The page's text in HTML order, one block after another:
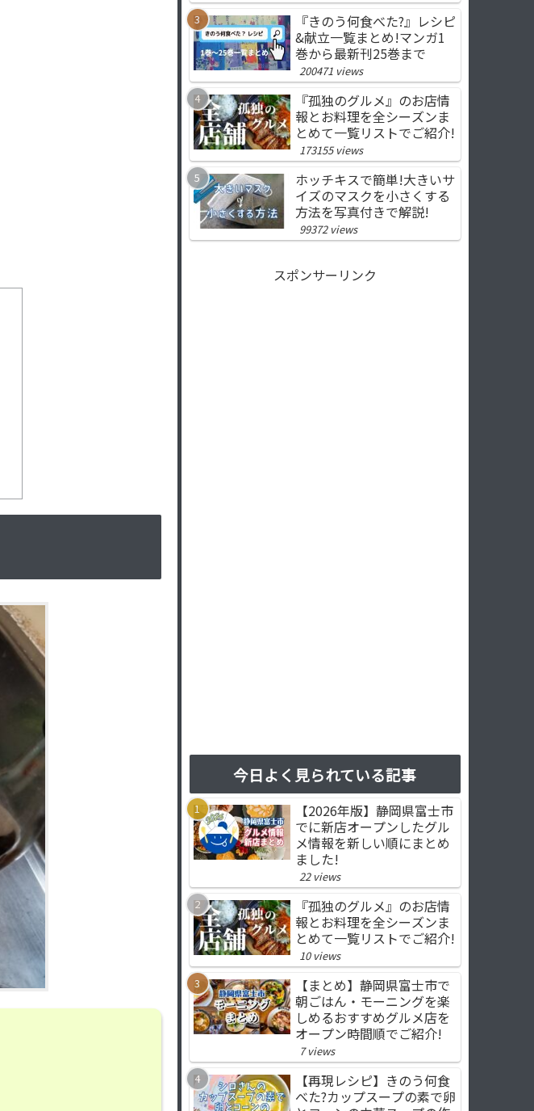
『きのう何食べた?』レシピ
&献立一覧まとめ!マンガ1
巻から最新刊25巻まで
200471 views
『孤独のグルメ』のお店情
報とお料理を全シーズンま
とめて一覧リストでご紹介!
173155 views
ホッチキスで簡単!大きいサ
イズのマスクを小さくする
方法を写真付きで解説!
99372 views
スポンサーリンク
今日よく見られている記事
【2026年版】静岡県富士市
でに新店オープンしたグル
メ情報を新しい順にまとめ
ました!
22 views
『孤独のグルメ』のお店情
報とお料理を全シーズンま
とめて一覧リストでご紹介!
10 views
【まとめ】静岡県富士市で
朝ごはん・モーニングを楽
しめるおすすめグルメ店を
オープン時間順でご紹介!
7 views
【再現レシピ】きのう何食
べた?カップスープの素で卵